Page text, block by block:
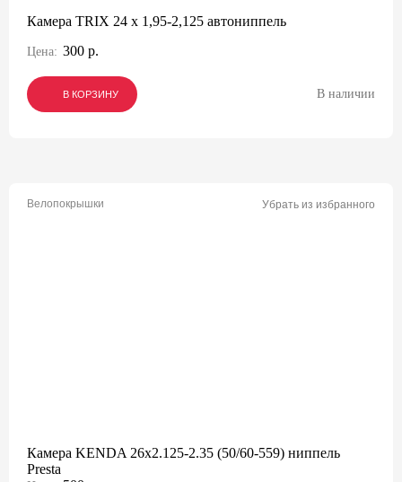
Камера TRIX 24 x 1,95-2,125 автониппель
Цена: 300 р.
В КОРЗИНУ
В КОРЗИНУ
В КОРЗИНУ В наличии
Велопокрышки Убрать из избранного
Камера KENDA 26x2.125-2.35 (50/60-559) ниппель
Presta